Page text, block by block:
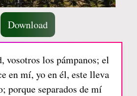
Download
vosotros los pámpanos; el
en mí, yo en él, este lleva
porque separados de mí